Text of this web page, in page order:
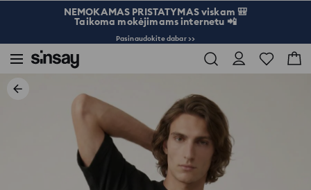
NEMOKAMAS PRISTATYMAS viskam 🎒
Taikoma mokėjimams internetu 📲
Pasinaudokite dabar >>